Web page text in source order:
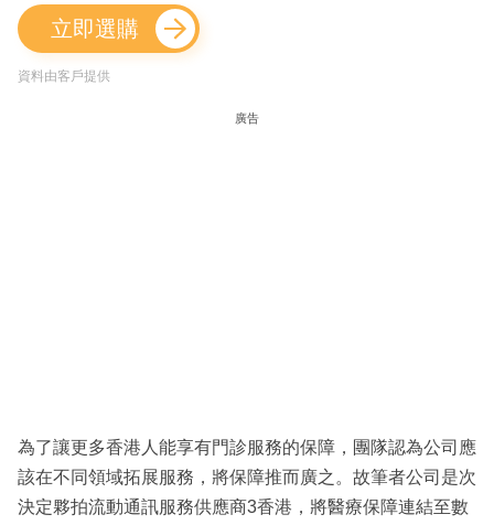
立即選購
資料由客戶提供
廣告
為了讓更多香港人能享有門診服務的保障，團隊認為公司應
該在不同領域拓展服務，將保障推而廣之。故筆者公司是次
決定夥拍流動通訊服務供應商3香港，將醫療保障連結至數